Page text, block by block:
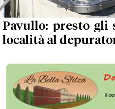
Pavullo: presto gli
località al